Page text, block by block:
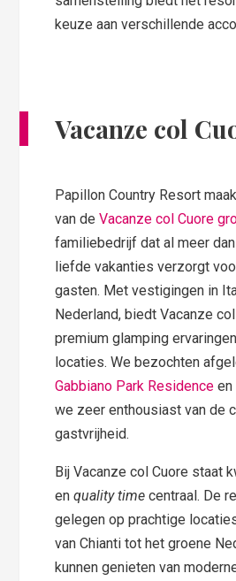
keuze aan verschillende
Vacanze col
Papillon Country Resort
van deVacanze col Cuore
familiebedrijf dat al meer
liefde vakanties verzorgt
gasten. Met vestigingen in
Nederland, biedt Vacanze
premium glamping
locaties. We bezochten
Gabbiano Park Residence en
we zeer enthousiast van de
gastvrijheid.
Bij Vacanze col Cuore staat
enquality timecentraal. De
gelegen op prachtige
van Chianti tot het groene
kunnen genieten van